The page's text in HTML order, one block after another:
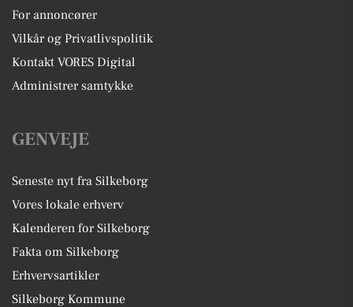
For annoncører
Vilkår og Privatlivspolitik
Kontakt VORES Digital
Administrer samtykke
GENVEJE
Seneste nyt fra Silkeborg
Vores lokale erhverv
Kalenderen for Silkeborg
Fakta om Silkeborg
Erhvervsartikler
Silkeborg Kommune